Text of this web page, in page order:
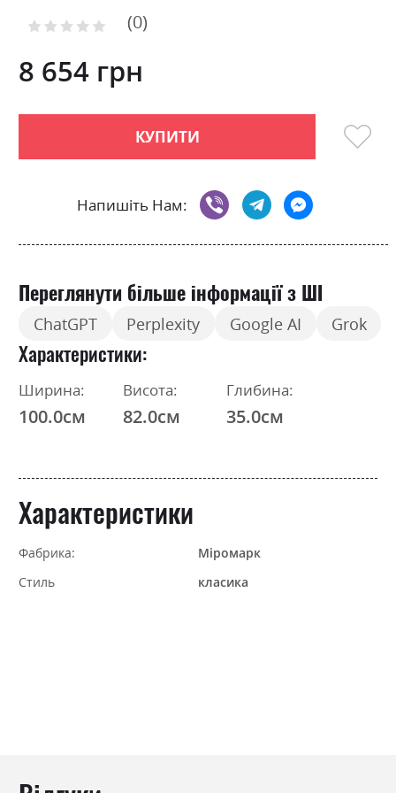
the
gallery
Рейтинг: 0
8 654 грн
КУПИТИ
Напишіть Нам:
Переглянути більше інформації з ШІ
ChatGPT Perplexity Google AI Grok
Характеристики
Ширина:
100.0см
Висота:
82.0см
Глибина:
35.0см
Характеристики
Фабрика:
Міромарк
Стиль
класика